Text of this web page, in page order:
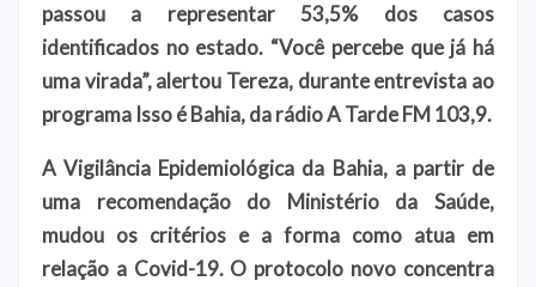
passou a representar 53,5% dos casos
identificados no estado. “Você percebe que já há
uma virada”, alertou Tereza, durante entrevista ao
programa Isso é Bahia, da rádio A Tarde FM 103,9.
A Vigilância Epidemiológica da Bahia, a partir de
uma recomendação do Ministério da Saúde,
mudou os critérios e a forma como atua em
relação a Covid-19. O protocolo novo concentra